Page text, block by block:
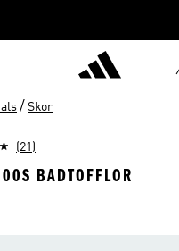
/ Skor
(21)
BADTOFFLOR